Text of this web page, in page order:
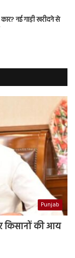
नई गाड़ी खरीदने से
Punjab
किसानों की आय